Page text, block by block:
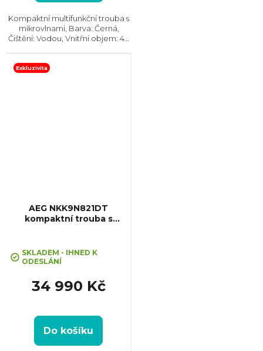
Kompaktní multifunkční trouba s
mikrovlnami, Barva: Černá,
Čištění: Vodou, Vnitřní objem: 44
mm, Výbava: Teplotní sonda,...
Exkluzivita
AEG NKK9N821DT
kompaktní trouba s
SKLADEM - IHNED K
ODESLÁNÍ
34 990 Kč
Do košíku